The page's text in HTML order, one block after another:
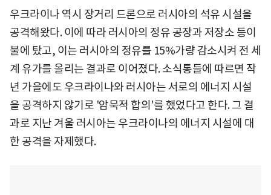
우크라이나 역시 장거리 드론으로 러시아의 석유 시설을
공격해왔다. 이에 따라 러시아의 정유 공장과 저장소 등이
불에 탔고, 이는 러시아의 정유를 15%가량 감소시켜 전 세
계 유가를 올리는 결과로 이어졌다. 소식통들에 따르면 작
년 가을에도 우크라이나와 러시아는 서로의 에너지 시설
을 공격하지 않기로 '암묵적 합의'를 했었다고 한다. 그 결
과로 지난 겨울 러시아는 우크라이나의 에너지 시설에 대
한 공격을 자제했다.